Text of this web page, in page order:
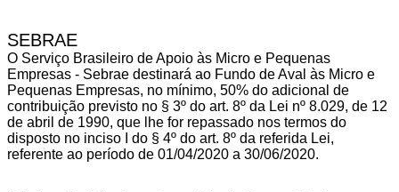
SEBRAE
O Serviço Brasileiro de Apoio às Micro e Pequenas
Empresas - Sebrae destinará ao Fundo de Aval às Micro e
Pequenas Empresas, no mínimo, 50% do adicional de
contribuição previsto no § 3º do art. 8º da Lei nº 8.029, de 12
de abril de 1990, que lhe for repassado nos termos do
disposto no inciso I do § 4º do art. 8º da referida Lei,
referente ao período de 01/04/2020 a 30/06/2020.